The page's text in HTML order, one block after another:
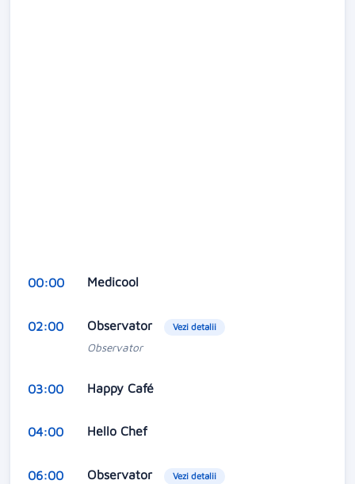
00:00 Medicool
02:00 Observator Vezi detalii
Observator
03:00 Happy Café
04:00 Hello Chef
06:00 Observator Vezi detalii